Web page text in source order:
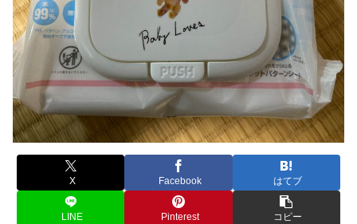
X Facebook はてブ
LINE Pinterest コピー